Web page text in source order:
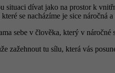
situaci dívat jako na prostor k
se nacházíme je sice
sebe v člověka, který v
zažehnout tu sílu, která vás